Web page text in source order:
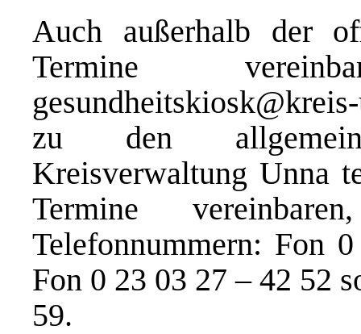
Auch außerhalb der
Termine
zu den
Kreisverwaltung Unna
Termine
Telefonnummern: Fon
Fon 0 23 03 27 – 42 52
59.